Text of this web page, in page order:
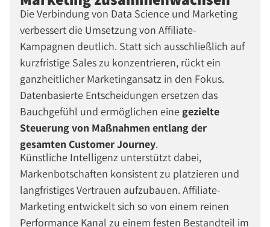
Die Verbindung von Data Science und Marketing
verbessert die Umsetzung von Affiliate-
Kampagnen deutlich. Statt sich ausschließlich auf
kurzfristige Sales zu konzentrieren, rückt ein
ganzheitlicher Marketingansatz in den Fokus.
Datenbasierte Entscheidungen ersetzen das
Bauchgefühl und ermöglichen eine gezielte
Steuerung von Maßnahmen entlang der
gesamten Customer Journey.
Künstliche Intelligenz unterstützt dabei,
Markenbotschaften konsistent zu platzieren und
langfristiges Vertrauen aufzubauen. Affiliate-
Marketing entwickelt sich so von einem reinen
Performance Kanal zu einem festen Bestandteil im